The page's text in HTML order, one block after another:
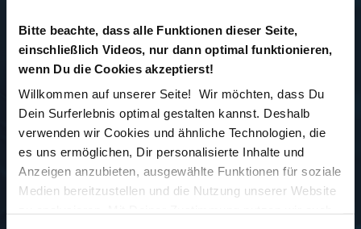
Bitte beachte, dass alle Funktionen dieser Seite,
einschließlich Videos, nur dann optimal funktionieren,
wenn Du die Cookies akzeptierst!
Willkommen auf unserer Seite! Wir möchten, dass Du
Dein Surferlebnis optimal gestalten kannst. Deshalb
verwenden wir Cookies und ähnliche Technologien, die
es uns ermöglichen, Dir personalisierte Inhalte und
Anzeigen anzubieten, ausgewählte Funktionen für soziale
Medien bereitzustellen und die Nutzung unserer Website
... ihr Unternehmen
strategisch weiterentwickeln
wollen – weg vom reinen Projektgeschäft hin zu
wiederkehrenden Einnahmen,
... sich für Themen wie Automatisierung, Managed
Services und KI-Integrationinteressieren,
... bereit sind,Erfahrungen offen zu teilen und
voneinander zu lernen,
Austausch auf Augenhöhe